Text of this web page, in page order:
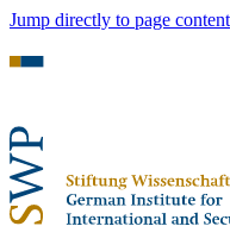
Jump directly to page content